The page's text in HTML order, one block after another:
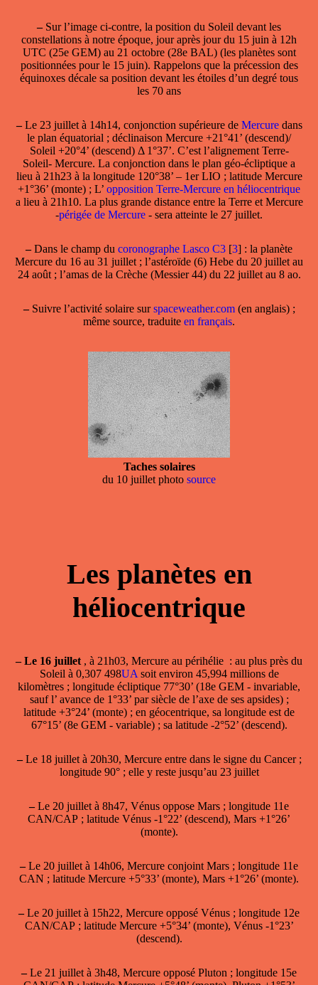
–Sur l’image ci-contre, la position du Soleil devant les
constellations à notre époque, jour après jour du 15 juin à 12h
UTC (25e GEM) au 21 octobre (28e BAL) (les planètes sont
positionnées pour le 15 juin). Rappelons que la précession des
équinoxes décale sa position devant les étoiles d’un degré tous
les 70 ans
–Le 23 juillet à 14h14, conjonction supérieure de Mercure dans
le plan équatorial ; déclinaison Mercure +21°41’ (descend)/
Soleil +20°4’ (descend) Δ 1°37’. C’est l’alignement Terre-
Soleil- Mercure. La conjonction dans le plan géo-écliptique a
lieu à 21h23 à la longitude 120°38’ – 1er LIO ; latitude Mercure
+1°36’ (monte) ; L’ opposition Terre-Mercure en héliocentrique
a lieu à 21h10. La plus grande distance entre la Terre et Mercure
-périgée de Mercure - sera atteinte le 27 juillet.
– Dans le champ du coronographe Lasco C3 [3] : la planète
Mercure du 16 au 31 juillet ; l’astéroïde (6) Hebe du 20 juillet au
24 août ; l’amas de la Crèche (Messier 44) du 22 juillet au 8 ao.
–Suivre l’activité solaire surspaceweather.com(en anglais) ;
même source, traduite en français.
Taches solaires
du 10 juillet photo source
Les planètes en
héliocentrique
– Le 16 juillet , à 21h03, Mercure au périhélie : au plus près du
Soleil à 0,307 498UA soit environ 45,994 millions de
kilomètres ; longitude écliptique 77°30’ (18e GEM - invariable,
sauf l’ avance de 1°33’ par siècle de l’axe de ses apsides) ;
latitude +3°24’ (monte) ; en géocentrique, sa longitude est de
67°15’ (8e GEM - variable) ; sa latitude -2°52’ (descend).
–Le 18 juillet à 20h30, Mercure entre dans le signe du Cancer ;
longitude 90° ; elle y reste jusqu’au 23 juillet
–Le 20 juillet à 8h47, Vénus oppose Mars ; longitude 11e
CAN/CAP ; latitude Vénus -1°22’ (descend), Mars +1°26’
(monte).
–Le 20 juillet à 14h06, Mercure conjoint Mars ; longitude 11e
CAN ; latitude Mercure +5°33’ (monte), Mars +1°26’ (monte).
–Le 20 juillet à 15h22, Mercure opposé Vénus ; longitude 12e
CAN/CAP ; latitude Mercure +5°34’ (monte), Vénus -1°23’
(descend).
–Le 21 juillet à 3h48, Mercure opposé Pluton ; longitude 15e